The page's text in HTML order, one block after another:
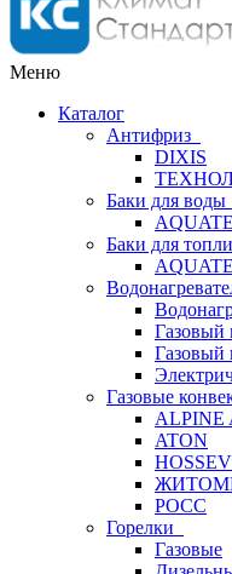
Меню
Каталог
Антифриз
DIXIS
Баки для воды
Баки для
Газовый
Газовый
Газовые
ALPINE
ATON
РОСС
Горелки
Газовые